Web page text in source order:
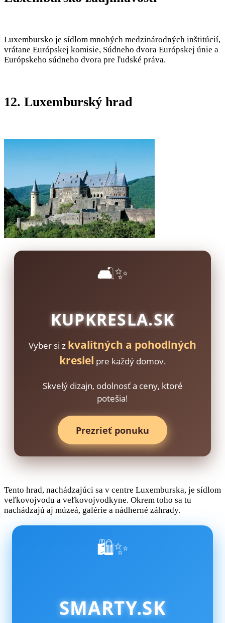
Luxembursko je sídlom mnohých medzinárodných inštitúcií,
vrátane Európskej komisie, Súdneho dvora Európskej únie a
Európskeho súdneho dvora pre ľudské práva.
12. Luxemburský hrad
🛋️✨
KUPKRESLA.SK
Vyber si z kvalitných a pohodlných
kresiel pre každý domov.
Skvelý dizajn, odolnosť a ceny, ktoré
potešia!
Prezrieť ponuku
Tento hrad, nachádzajúci sa v centre Luxemburska, je sídlom
veľkovojvodu a veľkovojvodkyne. Okrem toho sa tu
nachádzajú aj múzeá, galérie a nádherné záhrady.
🛍️✨
SMARTY.SK